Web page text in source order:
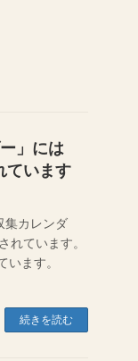
」には
ています
カレンダ
れています。
ています。
続きを読む